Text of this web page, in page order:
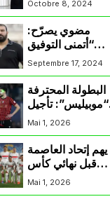
المنتخب و شباب
قسنطينة
Octobre 8, 2024
مضوي يصرّح:
“أتمنى التوفيق
لممثلي الكرة
الجزائرية في
Septembre 17, 2024
البطولة المحترفة
“موبيليس”: تأجيل
مباراة إتحاد
العاصمة وأتلتيك
بارادو
Mai 1, 2026
يهم إتحاد العاصمة
قبل نهائي كأس
اكاف : الزمالك
يسقط بثلاثية أمام
Mai 1, 2026